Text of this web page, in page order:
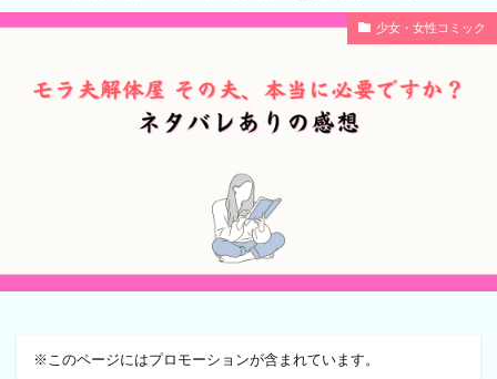
少女・女性コミック
※このページにはプロモーションが含まれています。